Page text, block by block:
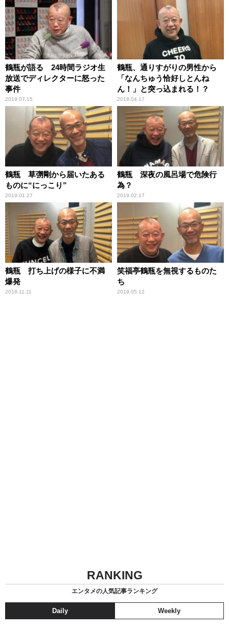
鶴瓶が語る 24時間ラジオ生
放送でディレクターに怒った
事件
2019.07.15
鶴瓶、通りすがりの男性から
「なんちゅう恰好しとんね
ん！」と突っ込まれる！？
2018.04.17
鶴瓶 草彅剛から届いたある
ものに“にっこり”
2019.01.27
鶴瓶 深夜の風呂場で危険行
為？
2019.02.17
鶴瓶 打ち上げの様子に不満
爆発
2018.11.11
笑福亭鶴瓶を無視するものた
ち
2019.05.12
RANKING
エンタメの人気記事ランキング
Daily Weekly